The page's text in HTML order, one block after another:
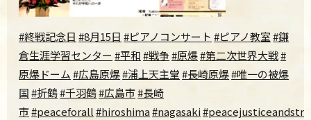
#終戦記念日 #8月15日 #ピアノコンサート #ピアノ教室#鎌
倉生涯学習センター #平和#戦争#原爆#第二次世界大戦#
原爆ドーム#広島原爆#浦上天主堂#長崎原爆#唯一の被爆
国#折鶴#千羽鶴#広島市#長崎
市#peaceforall#hiroshima#nagasaki